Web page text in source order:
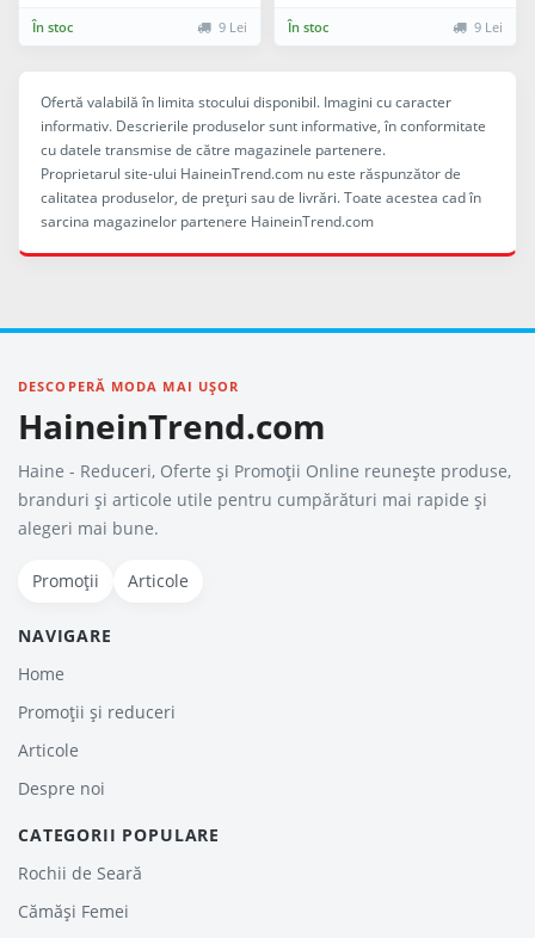
În stoc 9 Lei În stoc 9 Lei
Ofertă valabilă în limita stocului disponibil. Imagini cu caracter
informativ. Descrierile produselor sunt informative, în conformitate
cu datele transmise de către magazinele partenere.
Proprietarul site-ului HaineinTrend.com nu este răspunzător de
calitatea produselor, de preţuri sau de livrări. Toate acestea cad în
sarcina magazinelor partenere HaineinTrend.com
DESCOPERĂ MODA MAI UȘOR
HaineinTrend.com
Haine - Reduceri, Oferte şi Promoţii Online reunește produse,
branduri și articole utile pentru cumpărături mai rapide și
alegeri mai bune.
Promoții Articole
NAVIGARE
Home
Promoții și reduceri
Articole
Despre noi
CATEGORII POPULARE
Rochii de Seară
Cămăși Femei